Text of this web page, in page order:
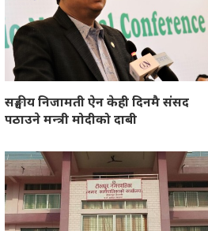
सङ्घीय निजामती ऐन केही दिनमै संसद
पठाउने मन्त्री मोदीको दाबी